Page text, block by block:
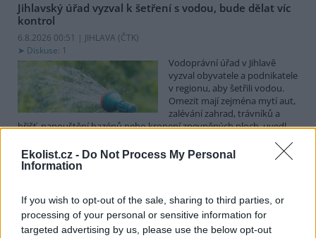
Ekolist.cz - Do Not Process My Personal
Information
If you wish to opt-out of the sale, sharing to third parties, or
processing of your personal or sensitive information for
targeted advertising by us, please use the below opt-out
Jihlavský úřad vyzval k šetření s vodou, bude dělat víc
kontrol
6.8.2026 00:51 | JIHLAVA (ČTK)
Diskuse: 1
Vodoprávní úřad v Jihlavě
vyzval obyvatele a podnikatele
v regionu, aby šetřili vodou.
Omezit mají zejména mytí aut,
zalévání zahrad, trávníků a
hřišť, napouštění bazénů nebo kropení zpevněných ploch, uvedl
kontrolovat povolené odběry. Výzva k šetření vodou platí pro
všechny obce spadající pod Jihlavu jako obec s rozšířenou
Celníci odhalili gang překupníků papoušků, zajistili
stovku ptáků